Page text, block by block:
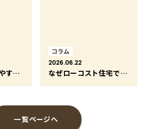
リビング学習がしやすい間取りと家づくりのポイント
コラム
2026.06.22
なぜローコスト住宅でも安心できるの？価格を抑えながら良い家づくりができる理由
一覧ページへ